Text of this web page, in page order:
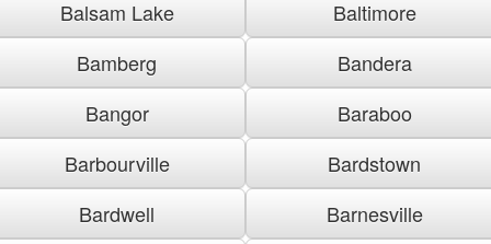
Balsam Lake
Baltimore
Bamberg
Bandera
Bangor
Baraboo
Barbourville
Bardstown
Bardwell
Barnesville